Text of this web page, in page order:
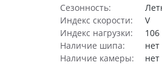
Сезонность:
Индекс скорости:
V
Индекс нагрузки:
106
Наличие шипа:
нет
Наличие камеры:
нет